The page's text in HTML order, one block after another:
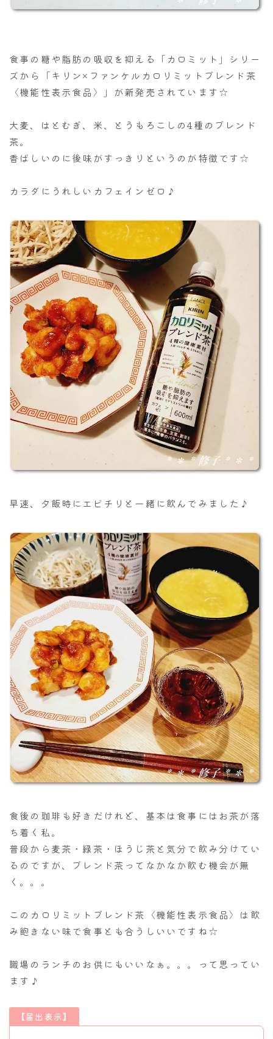
食事の糖や脂肪の吸収を抑える「カロミット」シリー
ズから「キリン×ファンケルカロリミットブレンド茶
〈機能性表示食品〉」が新発売されています☆
大麦、はとむぎ、米、とうもろこしの4種のブレンド
茶。
香ばしいのに後味がすっきりというのが特徴です☆
カラダにうれしいカフェインゼロ♪
早速、夕飯時にエビチリと一緒に飲んでみました♪
食後の珈琲も好きだけれど、基本は食事にはお茶が落
ち着く私。
普段から麦茶・緑茶・ほうじ茶と気分で飲み分けてい
るのですが、ブレンド茶ってなかなか飲む機会が無
く。。。
このカロリミットブレンド茶〈機能性表示食品〉は飲
み飽きない味で食事とも合うしいいですね☆
職場のランチのお供にもいいなぁ。。。って思ってい
ます♪
【届出表示】